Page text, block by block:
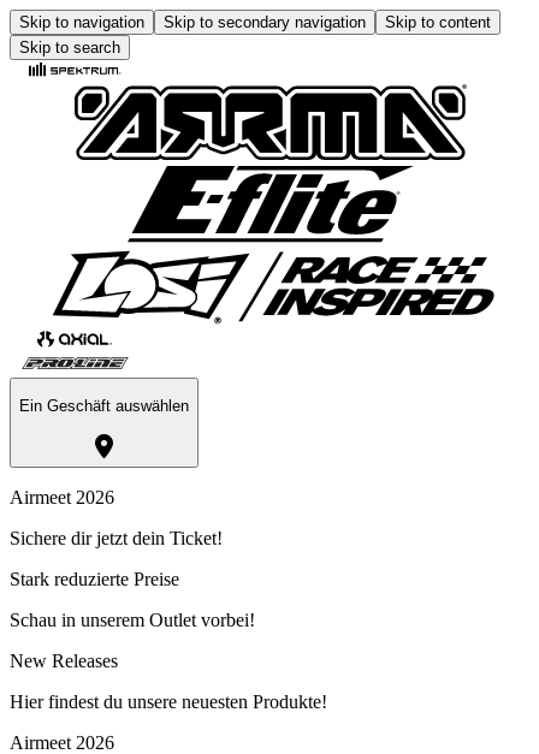
Skip to navigation Skip to secondary navigation
Skip to content
Skip to search
Ein Geschäft auswählen
Airmeet 2026
Sichere dir jetzt dein Ticket!
Stark reduzierte Preise
Schau in unserem Outlet vorbei!
New Releases
Hier findest du unsere neuesten Produkte!
Airmeet 2026